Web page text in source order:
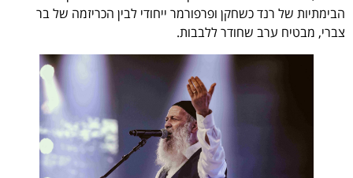
הבימתיות של רנד כשחקן ופרפורמר ייחודי לבין הכריזמה של בר
צברי, מבטיח ערב שחודר ללבבות.